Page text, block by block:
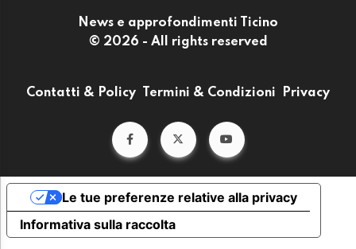
News e approfondimenti Ticino
© 2026 - All rights reserved
Contatti & Policy Termini & Condizioni Privacy
Informativa sulla raccolta
Le tue preferenze relative alla privacy